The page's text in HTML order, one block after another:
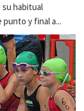
su habitual
y final a...